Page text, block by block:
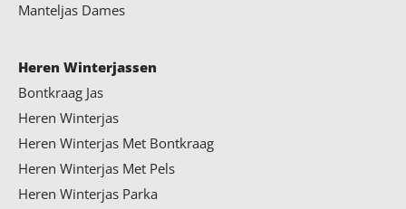
Manteljas Dames
Heren Winterjassen
Bontkraag Jas
Heren Winterjas
Heren Winterjas Met Bontkraag
Heren Winterjas Met Pels
Heren Winterjas Parka